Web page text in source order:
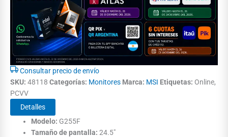
Consultar precio de envío
SKU: 48118 Categorías: Monitores Marca: MSI Etiquetas: Online,
PCVV
Detalles
Modelo: G255F
Tamaño de pantalla: 24.5"